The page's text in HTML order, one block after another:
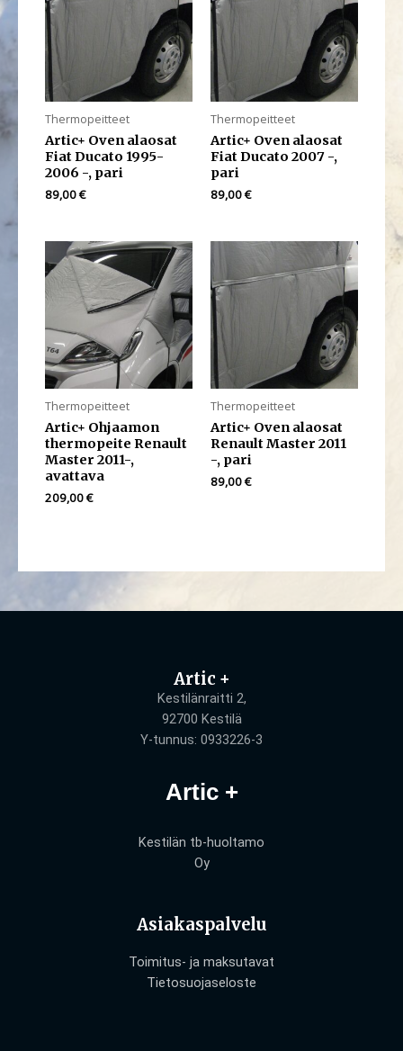
Thermopeitteet
Artic+ Oven alaosat
Fiat Ducato 1995-
2006 -, pari
89,00€
Thermopeitteet
Artic+ Oven alaosat
Fiat Ducato 2007 -,
pari
89,00€
Thermopeitteet
Artic+ Ohjaamon
thermopeite Renault
Master 2011-,
avattava
209,00€
Thermopeitteet
Artic+ Oven alaosat
Renault Master 2011
-, pari
89,00€
Artic +
Kestilänraitti 2,
92700 Kestilä
Y-tunnus: 0933226-3
Artic +
Kestilän tb-huoltamo
Oy
Asiakaspalvelu
Toimitus- ja maksutavat
Tietosuojaseloste